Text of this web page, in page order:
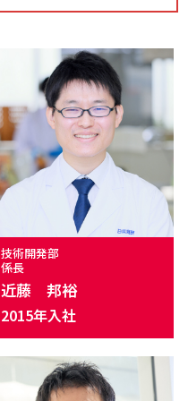
技術開発部
係長
近藤 邦裕
2015年入社